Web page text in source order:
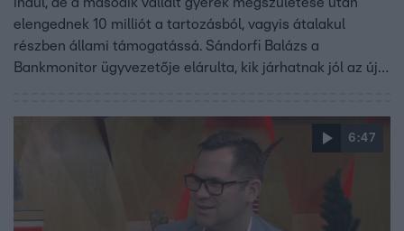
elengednek 10 milliót a tartozásból, vagyis átalakul
részben állami támogatássá. Sándorfi Balázs a
Bankmonitor ügyvezetője elárulta, kik járhatnak jól az új
6:47